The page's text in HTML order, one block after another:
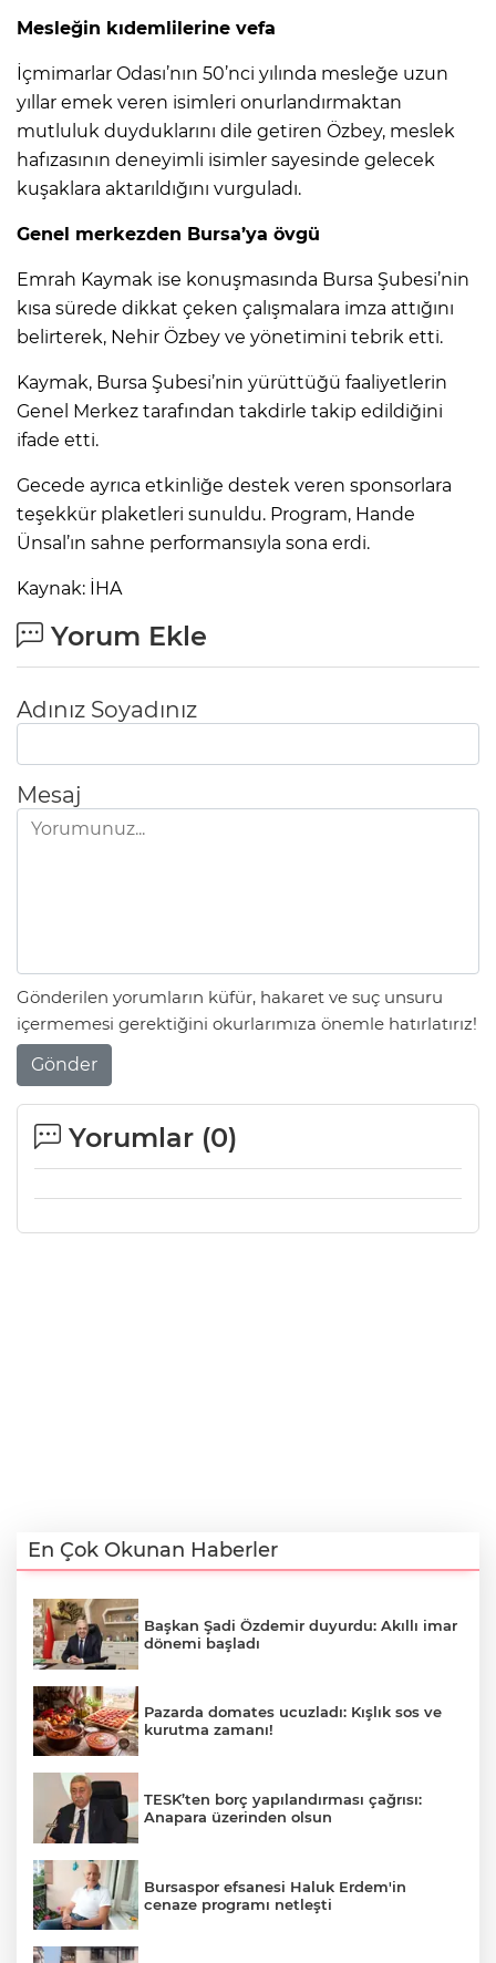
Mesleğin kıdemlilerine vefa
İçmimarlar Odası’nın 50’nci yılında mesleğe uzun
yıllar emek veren isimleri onurlandırmaktan
mutluluk duyduklarını dile getiren Özbey, meslek
hafızasının deneyimli isimler sayesinde gelecek
kuşaklara aktarıldığını vurguladı.
Genel merkezden Bursa’ya övgü
Emrah Kaymak ise konuşmasında Bursa Şubesi’nin
kısa sürede dikkat çeken çalışmalara imza attığını
belirterek, Nehir Özbey ve yönetimini tebrik etti.
Kaymak, Bursa Şubesi’nin yürüttüğü faaliyetlerin
Genel Merkez tarafından takdirle takip edildiğini
ifade etti.
Gecede ayrıca etkinliğe destek veren sponsorlara
teşekkür plaketleri sunuldu. Program, Hande
Ünsal’ın sahne performansıyla sona erdi.
Kaynak: İHA
Yorum Ekle
Adınız Soyadınız
Mesaj
Gönderilen yorumların küfür, hakaret ve suç unsuru
içermemesi gerektiğini okurlarımıza önemle hatırlatırız!
Gönder
Yorumlar (0)
En Çok Okunan Haberler
Başkan Şadi Özdemir duyurdu: Akıllı imar
dönemi başladı
Pazarda domates ucuzladı: Kışlık sos ve
kurutma zamanı!
TESK’ten borç yapılandırması çağrısı:
Anapara üzerinden olsun
Bursaspor efsanesi Haluk Erdem'in
cenaze programı netleşti